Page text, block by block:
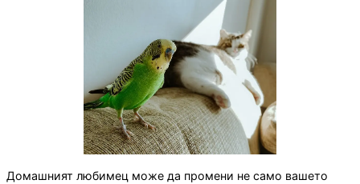
Домашният любимец може да промени не само вашето